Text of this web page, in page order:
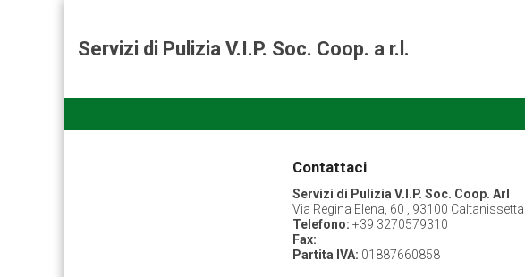
Servizi di Pulizia V.I.P. Soc. Coop. a r.l.
Contattaci
Servizi di Pulizia V.I.P. Soc. Coop. Arl
Via Regina Elena, 60 , 93100
Telefono: +39 3270579310
Fax:
Partita IVA: 01887660858